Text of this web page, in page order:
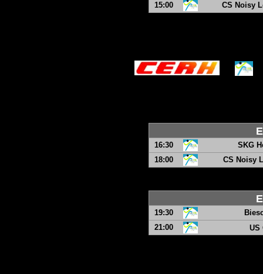
15:00 CS Noisy
16:30
SKG
18:00
CS Noisy
19:30
21:00
US